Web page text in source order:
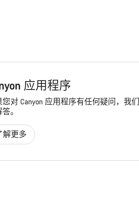
应用程序
您对 Canyon 应用程序有任何疑问，我
。
解更多